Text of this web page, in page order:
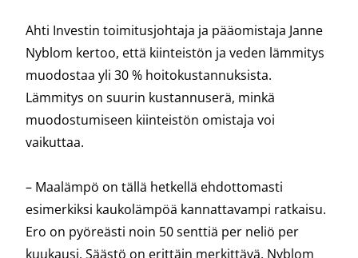
Ahti Investin toimitusjohtaja ja pääomistaja Janne
Nyblom kertoo, että kiinteistön ja veden lämmitys
muodostaa yli 30 % hoitokustannuksista.
Lämmitys on suurin kustannuserä, minkä
muodostumiseen kiinteistön omistaja voi
vaikuttaa.
– Maalämpö on tällä hetkellä ehdottomasti
esimerkiksi kaukolämpöä kannattavampi ratkaisu.
Ero on pyöreästi noin 50 senttiä per neliö per
kuukausi. Säästö on erittäin merkittävä, Nyblom